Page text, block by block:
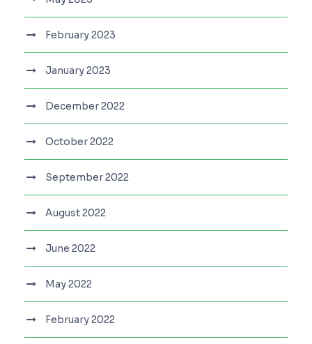
February 2023
January 2023
December 2022
October 2022
September 2022
August 2022
June 2022
May 2022
February 2022